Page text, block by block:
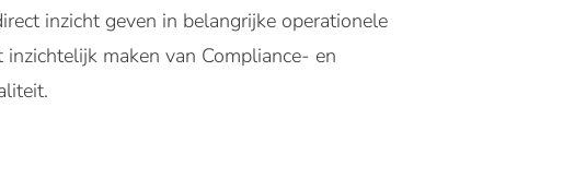
inzicht geven in belangrijke operationele
maken van Compliance- en